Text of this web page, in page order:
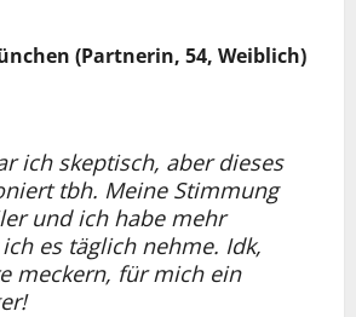
(Partnerin, 54, Weiblich)
ich skeptisch, aber dieses
tbh. Meine Stimmung
und ich habe mehr
es täglich nehme. Idk,
meckern, für mich ein